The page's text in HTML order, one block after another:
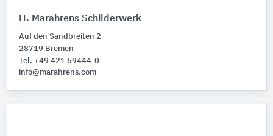
H. Marahrens Schilderwerk
Auf den Sandbreiten 2
28719 Bremen
Tel. +49 421 69444-0
info@marahrens.com